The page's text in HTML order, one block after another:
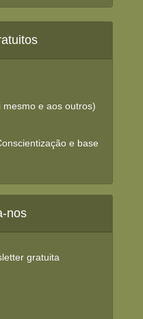
e aos outros)
e base
nos
gratuita